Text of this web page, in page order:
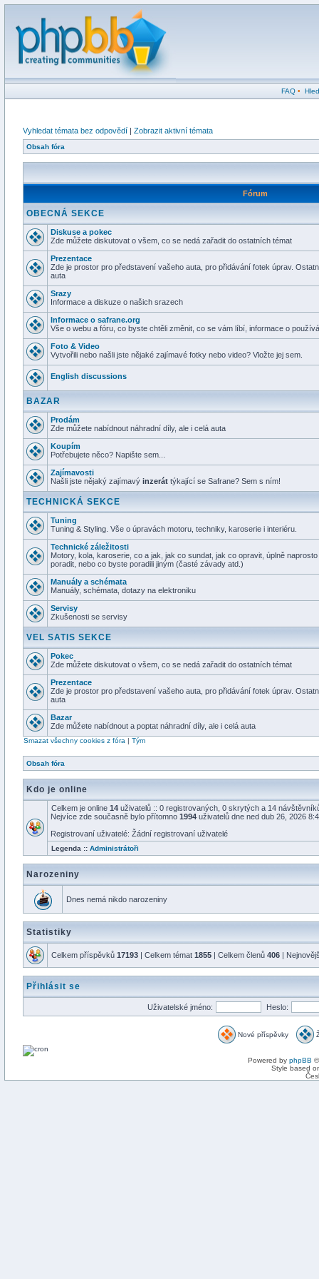
FAQ•
Vyhledat témata bez odpovědí | Zobrazit aktivní témata
Obsah fóra
Fórum
OBECNÁ SEKCE
Diskuse a pokec
Zde můžete diskutovat o všem, co se nedá zařadit do ostatních témat
Prezentace
Zde je prostor pro představení vašeho auta, pro přidávání fotek úprav.
auta
Srazy
Informace a diskuze o našich srazech
Informace o safrane.org
Vše o webu a fóru, co byste chtěli změnit, co se vám líbí, informace o
Foto & Video
Vytvořili nebo našli jste nějaké zajímavé fotky nebo video? Vložte jej sem.
English discussions
BAZAR
Prodám
Zde můžete nabídnout náhradní díly, ale i celá auta
Koupím
Potřebujete něco? Napište sem...
Zajímavosti
Našli jste nějaký zajímavý inzerát týkající se Safrane? Sem s ním!
TECHNICKÁ SEKCE
Tuning
Tuning & Styling. Vše o úpravách motoru, techniky, karoserie i interiéru.
Technické záležitosti
Motory, kola, karoserie, co a jak, jak co sundat, jak co opravit, úplně
poradit, nebo co byste poradili jiným (časté závady atd.)
Manuály a schémata
Manuály, schémata, dotazy na elektroniku
Servisy
Zkušenosti se servisy
VEL SATIS SEKCE
Pokec
Zde můžete diskutovat o všem, co se nedá zařadit do ostatních témat
Prezentace
Zde je prostor pro představení vašeho auta, pro přidávání fotek úprav.
auta
Bazar
Zde můžete nabídnout a poptat náhradní díly, ale i celá auta
Smazat všechny cookies z fóra | Tým
Obsah fóra
Kdo je online
Celkem je online 14 uživatelů :: 0 registrovaných, 0 skrytých a 14
Nejvíce zde současně bylo přítomno 1994 uživatelů dne ned dub 26, 2026
Registrovaní uživatelé: Žádní registrovaní uživatelé
Legenda :: Administrátoři
Narozeniny
Dnes nemá nikdo narozeniny
Statistiky
Celkem příspěvků 17193 | Celkem témat 1855 | Celkem členů 406 |
Přihlásit se
Uživatelské jméno: Heslo:
Nové příspěvky
Powered by phpBB
Style based